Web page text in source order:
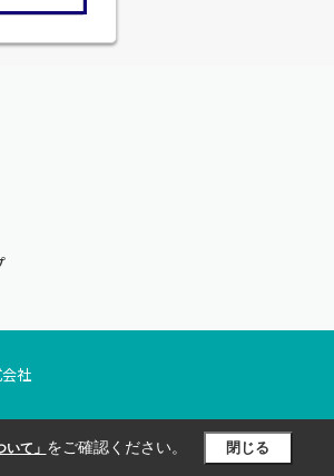
社
て」 をご確認ください。 閉じる